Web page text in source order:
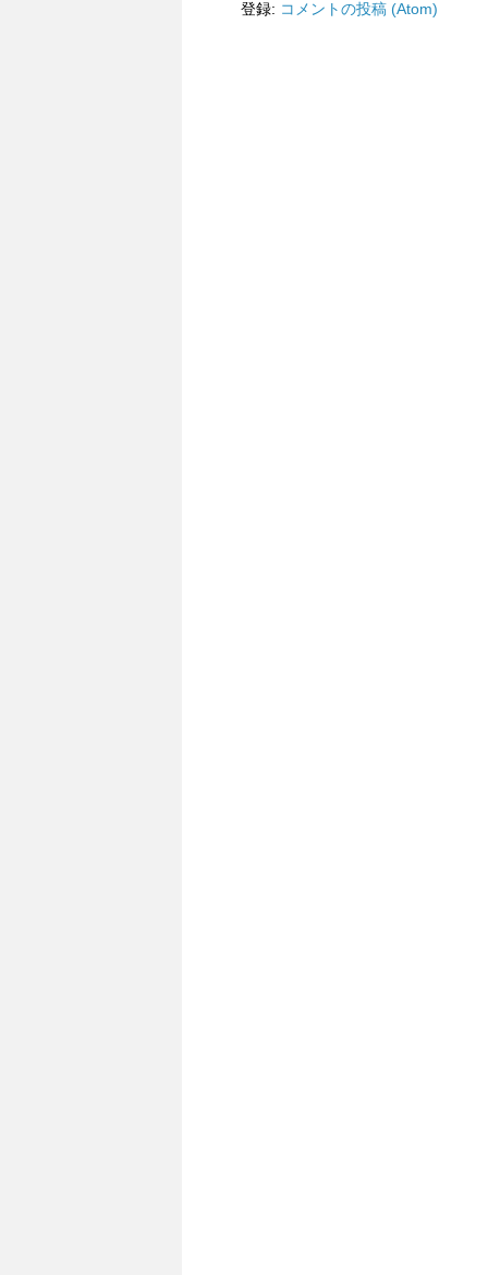
登録: コメントの投稿 (Atom)